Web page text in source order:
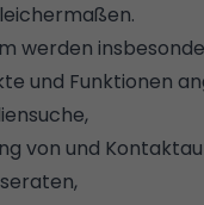
werden
und Funktionen
von und